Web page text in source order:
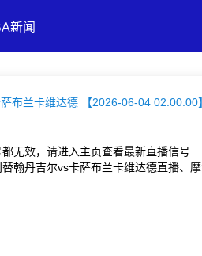
新闻
布兰卡维达德 【2026-06-04 02:00:00】
无效，请进入主页查看最新直播信号
翰丹吉尔vs卡萨布兰卡维达德直播、